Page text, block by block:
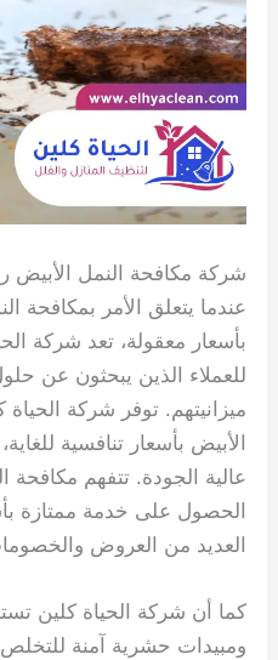
شركة مكافحة النمل
عندما يتعلق الأمر بمكافحة
بأسعار معقولة، تعد شركة
للعملاء الذين يبحثون عن
ميزانيتهم. توفر شركة
الأبيض بأسعار تنافسية
عالية الجودة. تتفهم
الحصول على خدمة ممتازة
العديد من العروض
كما أن شركة الحياة كلين
ومبيدات حشرية آمنة